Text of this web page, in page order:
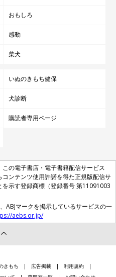
おもしろ
感動
柴犬
いぬのきもち健保
犬診断
購読者専用ページ
この電子書店・電子書籍配信サービス
コンテンツ使用許諾を得た正規版配信サ
を示す登録商標（登録番号 第11091003
ABJマークを掲示しているサービスの一
aebs.or.jp/
きもち 広告掲載
利用規約